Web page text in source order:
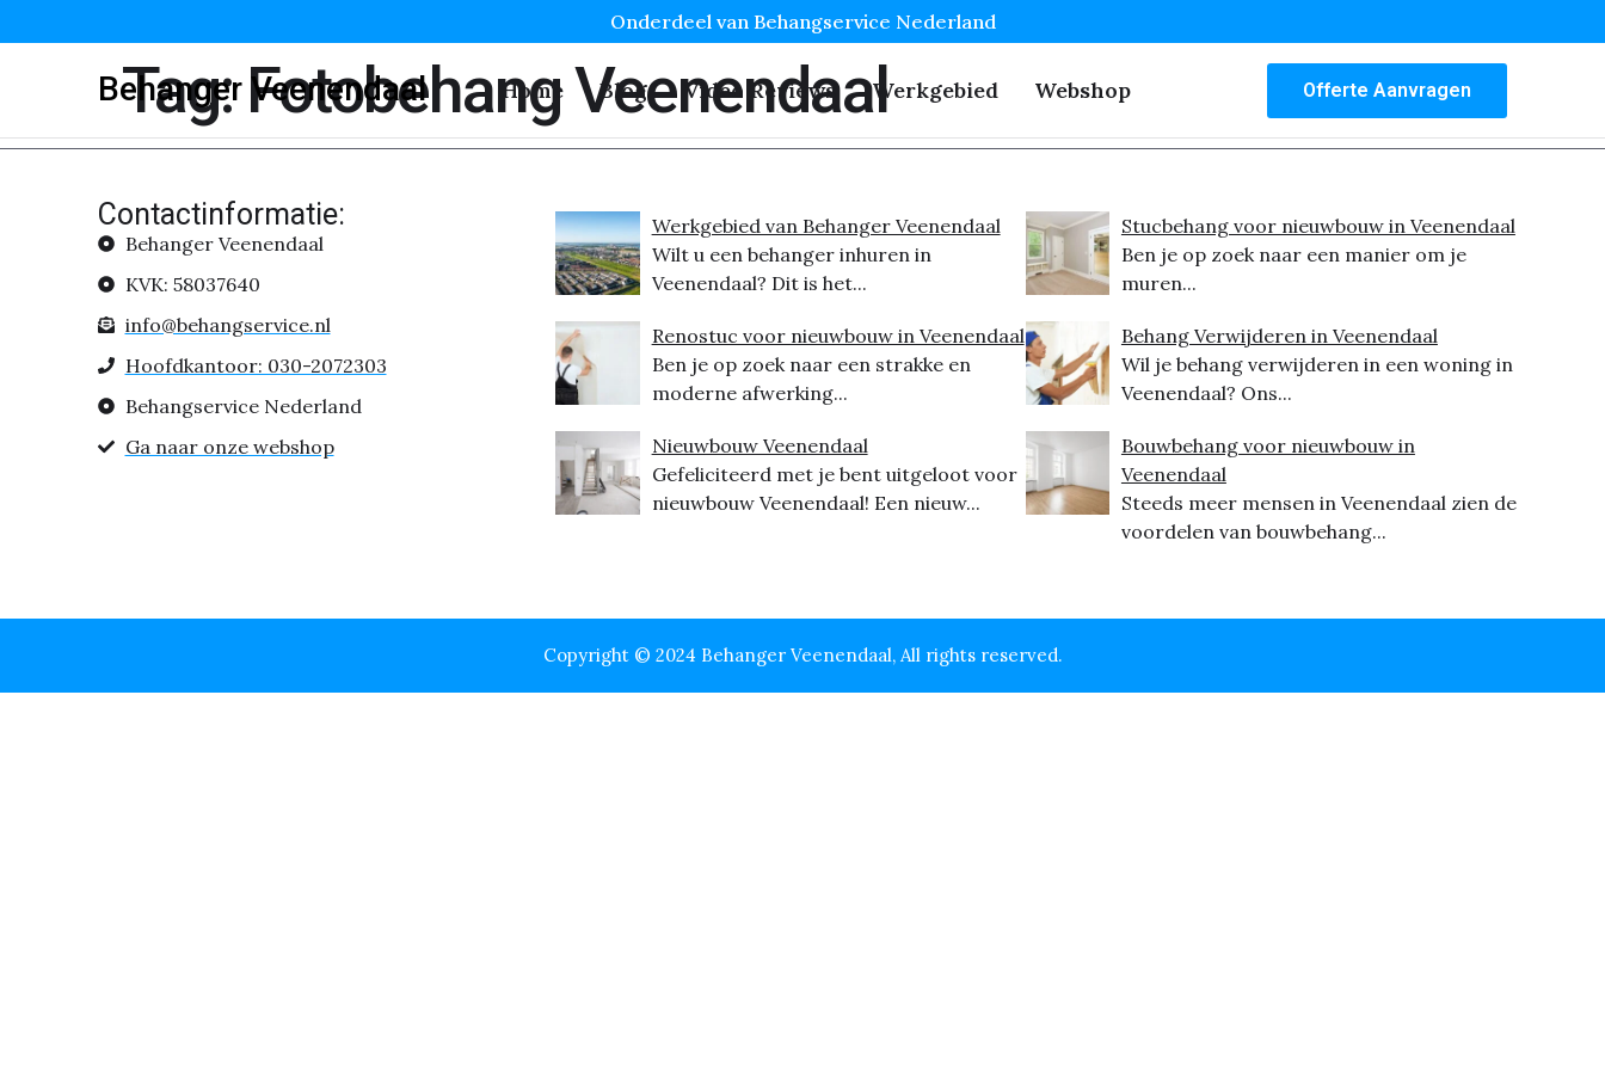
Onderdeel van Behangservice Nederland
Behanger Veenendaal Home Blog Video Reviews Werkgebied Webshop Offerte Aanvragen
Tag:Fotobehang Veenendaal
Contactinformatie:
Behanger Veenendaal
KVK: 58037640
info@behangservice.nl
Hoofdkantoor: 030-2072303
Behangservice Nederland
Ga naar onze webshop
Werkgebied van Behanger Veenendaal
Wilt u een behanger inhuren in
Veenendaal? Dit is het...
Renostuc voor nieuwbouw in Veenendaal
Ben je op zoek naar een strakke en
moderne afwerking...
Nieuwbouw Veenendaal
Gefeliciteerd met je bent uitgeloot voor
nieuwbouw Veenendaal! Een nieuw...
Stucbehang voor nieuwbouw in Veenendaal
Ben je op zoek naar een manier om je
muren...
Behang Verwijderen in Veenendaal
Wil je behang verwijderen in een woning in
Veenendaal? Ons...
Bouwbehang voor nieuwbouw in
Veenendaal
Steeds meer mensen in Veenendaal zien de
voordelen van bouwbehang...
Copyright © 2024 Behanger Veenendaal, All rights reserved.